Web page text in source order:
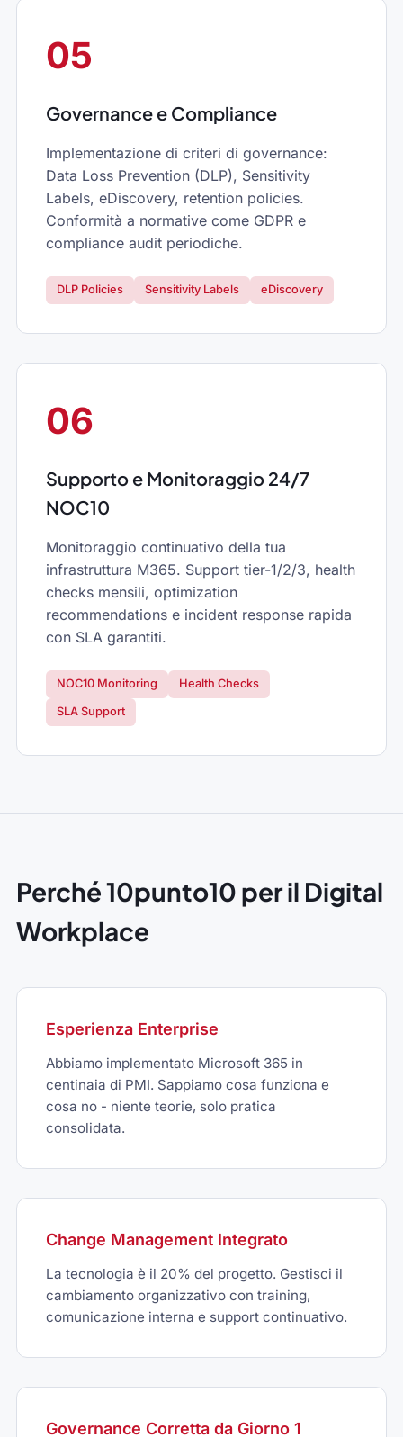
05
Governance e Compliance
Implementazione di criteri di governance:
Data Loss Prevention (DLP), Sensitivity
Labels, eDiscovery, retention policies.
Conformità a normative come GDPR e
compliance audit periodiche.
DLP Policies Sensitivity Labels eDiscovery
06
Supporto e Monitoraggio 24/7
NOC10
Monitoraggio continuativo della tua
infrastruttura M365. Support tier-1/2/3, health
checks mensili, optimization
recommendations e incident response rapida
con SLA garantiti.
NOC10 Monitoring Health Checks
SLA Support
Perché 10punto10 per il Digital
Workplace
Esperienza Enterprise
Abbiamo implementato Microsoft 365 in
centinaia di PMI. Sappiamo cosa funziona e
cosa no - niente teorie, solo pratica
consolidata.
Change Management Integrato
La tecnologia è il 20% del progetto. Gestisci il
cambiamento organizzativo con training,
comunicazione interna e support continuativo.
Governance Corretta da Giorno 1